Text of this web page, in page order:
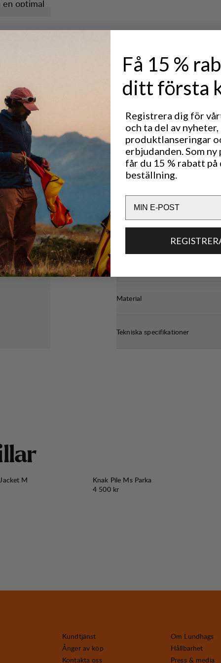
optimal
så att de
CLASSIC TREKKING
Prestanda
BREATHABILITY 4
Material
Tekniska specifikationer
llar
M
Knak Pile Ms Parka
Pris:
4 500 kr
Kundtjänst
Ånger av köp
Kontakta oss
Om Lundhags
Hållbarhet
Press & media
Få 15 %
ditt första
Registrera dig för
och ta del av nyheter,
produktlanseringar
erbjudanden. Som
får du 15 % rabatt
beställning.